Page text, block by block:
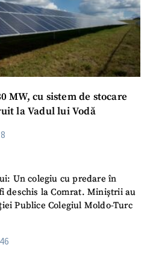
MW, cu sistem de stocare
la Vadul lui Vodă
Un colegiu cu predare în
deschis la Comrat. Miniștrii au
Publice Colegiul Moldo-Turc